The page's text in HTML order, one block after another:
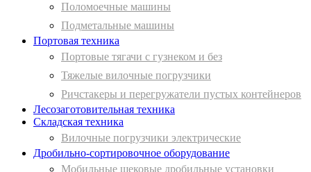
Поломоечные машины
Подметальные машины
Портовая техника
Портовые тягачи с гузнеком и без
Тяжелые вилочные погрузчики
Ричстакеры и перегружатели пустых контейнеров
Лесозаготовительная техника
Складская техника
Вилочные погрузчики электрические
Дробильно-сортировочное оборудование
Мобильные щековые дробильные установки